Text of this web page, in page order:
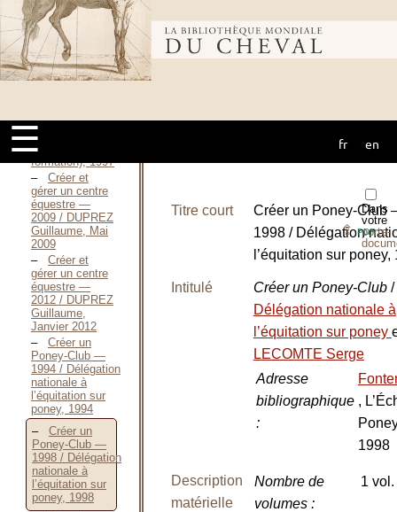
Bibliothèque
mondiale du
cheval
☰ fr en
qualifications de
l’encadrement,
de
l’enseignement
et de l’animation
de l’équitation et
technique
nationale
(Service
formation), 1997
Créer et
gérer un centre
équestre —
2009 / DUPREZ
Guillaume, Mai
2009
Créer et
gérer un centre
équestre —
2012 / DUPREZ
Guillaume,
Janvier 2012
Créer un
Poney-Club —
1994 / Délégation
nationale à
l’équitation sur
poney, 1994
Créer un
Poney-Club —
1998 / Délégation
nationale à
l’équitation sur
poney, 1998
Dans
votre
porte-
⇪PDF
Titre court
Créer un Poney-Club
1998 / Délégation
l’équitation sur poney,
Intitulé Créer un Poney-Club /
Délégation nationale à
l’équitation sur poney
LECOMTE Serge
Adresse
bibliographique
:
,
1998
Description
matérielle
Nombre de
volumes:
1 vol.